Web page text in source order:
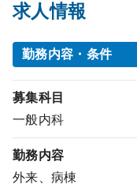
求人情報
勤務内容・条件
募集科目
一般内科
勤務内容
外来、病棟